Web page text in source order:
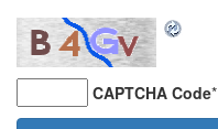
CAPTCHA Code*